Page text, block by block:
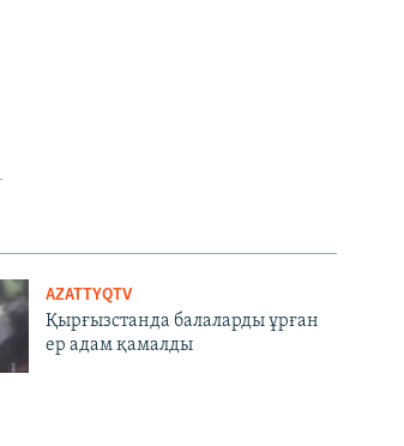
AZATTYQTV
Қырғызстанда балаларды ұрған
ер адам қамалды